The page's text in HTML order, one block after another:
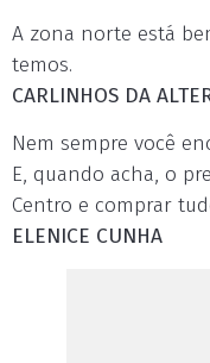
A zona norte está
temos.
CARLINHOS DA
Nem sempre você
E, quando acha, o
Centro e comprar
ELENICE CUNHA